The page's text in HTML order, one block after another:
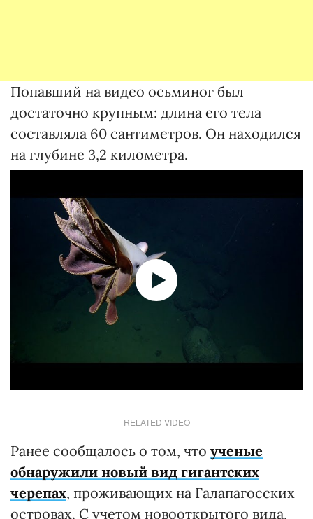
Попавший на видео осьминог был
достаточно крупным: длина его тела
составляла 60 сантиметров. Он находился
на глубине 3,2 километра.
RELATED VIDEO
Ранее сообщалось о том, что ученые
обнаружили новый вид гигантских
черепах, проживающих на Галапагосских
островах. С учетом новооткрытого вида,